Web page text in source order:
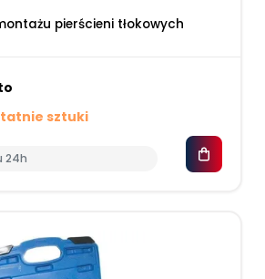
pierścieni tłokowych
sztuki
24h